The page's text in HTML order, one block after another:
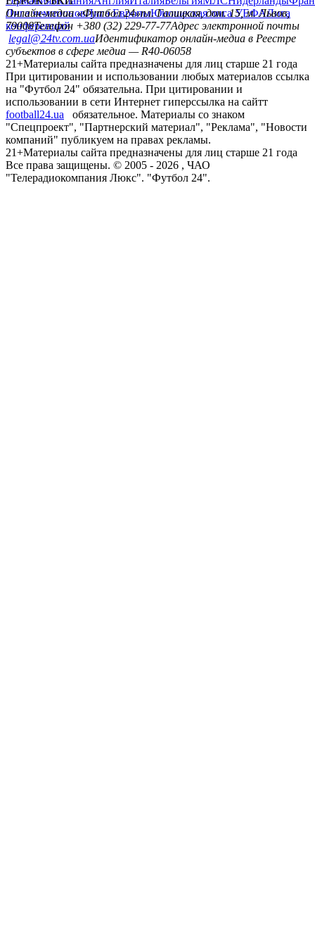
Лига чемпионовЛига ЕвропыЮношеская лига УЕФАЛига
конференций
Онлайн-медиа «Футбол 24»пл. Галицкая, дом. 15, м. Львов,
79008Телефон +380 (32) 229-77-77Адрес электронной почты
legal@24tv.com.uaИдентификатор онлайн-медиа в Реестре
субъектов в сфере медиа — R40-06058
21+Материалы сайта предназначены для лиц старше 21 года
При цитировании и использовании любых материалов ссылка
на "Футбол 24" обязательна. При цитировании и
использовании в сети Интернет гиперссылка на сайтт
football24.ua
обязательное. Материалы со знаком
"Спецпроект", "Партнерский материал", "Реклама", "Новости
компаний" публикуем на правах рекламы.
21+Материалы сайта предназначены для лиц старше 21 года
Все права защищены. © 2005 - 2026 , ЧАО
"Телерадиокомпания Люкс". "Футбол 24".